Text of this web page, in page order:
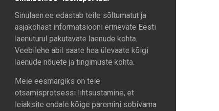
Sinulaen.ee edastab teile sõltumatut ja
asjakohast informatsiooni erinevate Eesti
laenuturul pakutavate laenude kohta.
Veebilehe abil saate hea ülevaate kõigi
laenude nõuete ja tingimuste kohta.
Meie eesmärgiks on teie
otsamisprotsessi lihtsustamine, et
leiaksite endale kõige paremini sobivama